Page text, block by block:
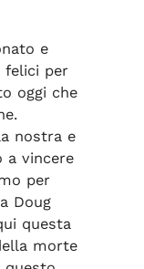
e
felici per
oggi che
nostra e
a vincere
per
Doug
questa
morte